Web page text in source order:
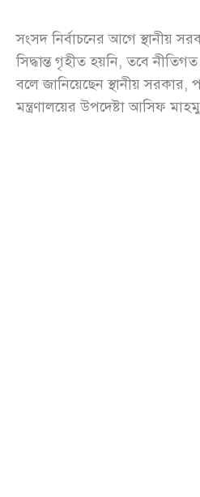
সংসদ নির্বাচনের আগে স্থানীয়
সিদ্ধান্ত গৃহীত হয়নি, তবে নীতিগত
বলে জানিয়েছেন স্থানীয় সরকার,
মন্ত্রণালয়ের উপদেষ্টা আসিফ